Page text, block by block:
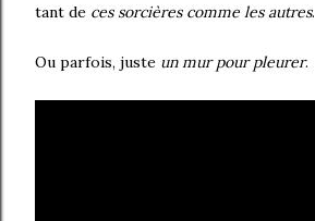
tant de ces sorcières comme les autres.
Ou parfois, juste un mur pour pleurer.